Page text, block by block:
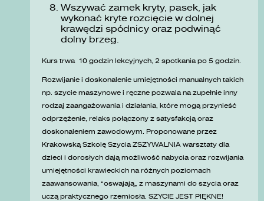
Wszywać zamek kryty, pasek, jak
wykonać kryte rozcięcie w dolnej
krawędzi spódnicy oraz podwinąć
dolny brzeg.
Kurs trwa 10 godzin lekcyjnych, 2 spotkania po 5 godzin.
Rozwijanie i doskonalenie umiejętności manualnych takich
np. szycie maszynowe i ręczne pozwala na zupełnie inny
rodzaj zaangażowania i działania, które mogą przynieść
odprzężenie, relaks połączony z satysfakcją oraz
doskonaleniem zawodowym. Proponowane przez
Krakowską Szkolę Szycia ZSZYWALNIA warsztaty dla
dzieci i dorosłych dają możliwość nabycia oraz rozwijania
umiejętności krawieckich na różnych poziomach
zaawansowania, „oswajają” z maszynami do szycia oraz
uczą praktycznego rzemiosła. SZYCIE JEST PIĘKNE!